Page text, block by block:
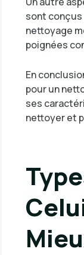
sont
nettoyage
poignées
En
pour un
ses
nettoyer et